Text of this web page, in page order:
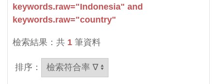
keywords.raw="Indonesia" and
keywords.raw="country"
檢索結果：共 1 筆資料
排序：